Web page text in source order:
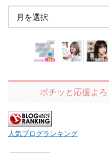
ポチッと応援よろ
人気ブログランキング